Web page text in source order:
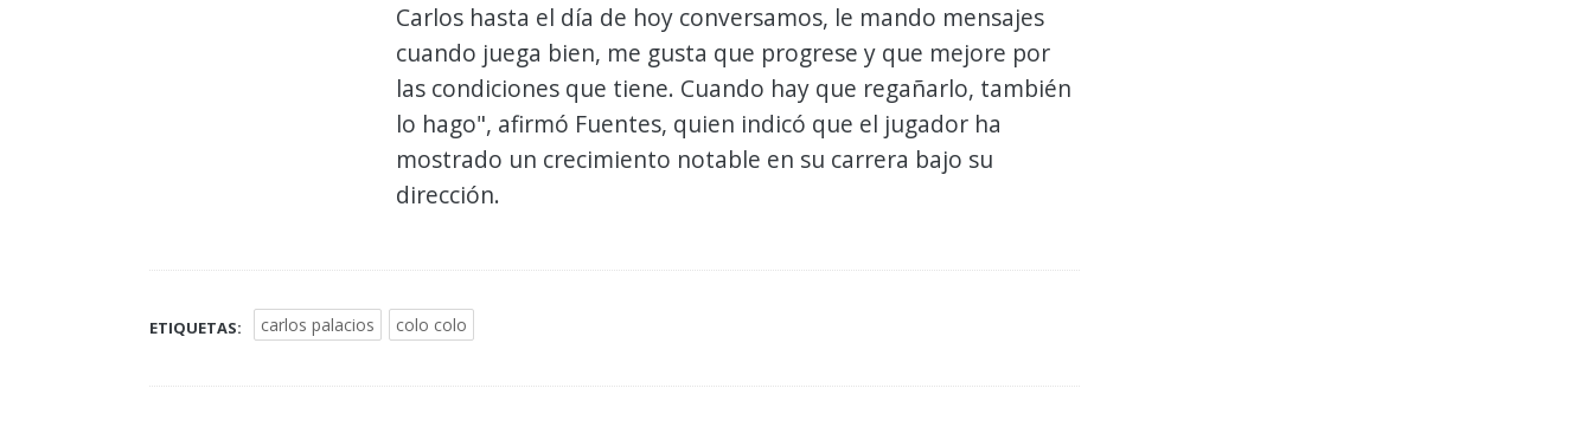
Carlos hasta el día de hoy conversamos, le mando mensajes
cuando juega bien, me gusta que progrese y que mejore por
las condiciones que tiene. Cuando hay que regañarlo, también
lo hago", afirmó Fuentes, quien indicó que el jugador ha
mostrado un crecimiento notable en su carrera bajo su
dirección.
ETIQUETAS: carlos palacios colo colo